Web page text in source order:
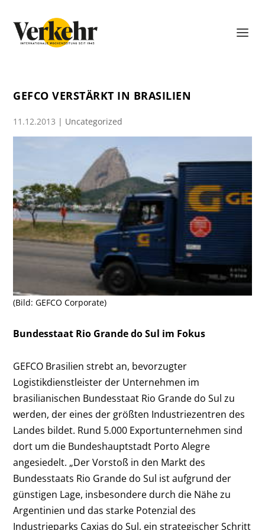
GEFCO VERSTÄRKT IN BRASILIEN
11.12.2013 | Uncategorized
(Bild: GEFCO Corporate)
Bundesstaat Rio Grande do Sul im Fokus
GEFCO Brasilien strebt an, bevorzugter
Logistikdienstleister der Unternehmen im
brasilianischen Bundesstaat Rio Grande do Sul zu
werden, der eines der größten Industriezentren des
Landes bildet. Rund 5.000 Exportunternehmen sind
dort um die Bundeshauptstadt Porto Alegre
angesiedelt. „Der Vorstoß in den Markt des
Bundesstaats Rio Grande do Sul ist aufgrund der
günstigen Lage, insbesondere durch die Nähe zu
Argentinien und das starke Potenzial des
Industrieparks Caxias do Sul, ein strategischer Schritt